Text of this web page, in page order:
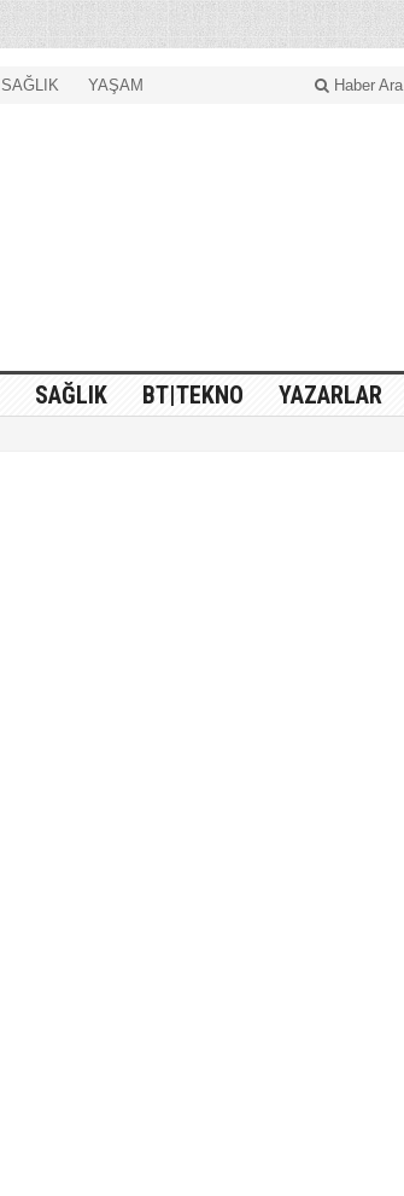
SAĞLIK YAŞAM Haber Ara
SAĞLIK BT|TEKNO YAZARLAR